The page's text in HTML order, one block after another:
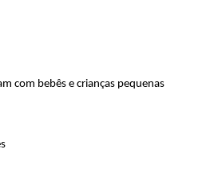
com bebês e crianças pequenas